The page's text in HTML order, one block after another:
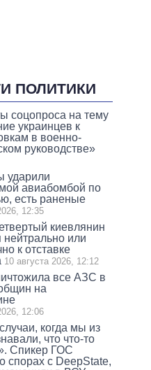
ПОЛИТИКИ
соцопроса на тему
украинцев к
в военно-
руководстве»
ударили
авиабомбой по
есть раненые
12:35
киевлянин
нейтрально или
к отставке
10 августа 2026, 12:12
все АЗС в
на
12:06
когда мы из
что что-то
Спикер ГОС
спорах с DeepState,